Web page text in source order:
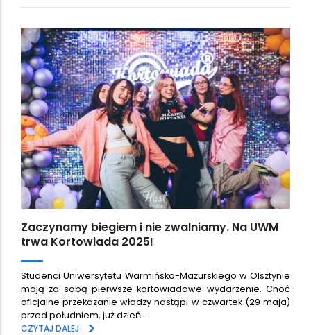
Zaczynamy biegiem i nie zwalniamy. Na UWM
trwa Kortowiada 2025!
Studenci Uniwersytetu Warmińsko-Mazurskiego w Olsztynie
mają za sobą pierwsze kortowiadowe wydarzenie. Choć
oficjalne przekazanie władzy nastąpi w czwartek (29 maja)
przed południem, już dzień…
CZYTAJ DALEJ
>